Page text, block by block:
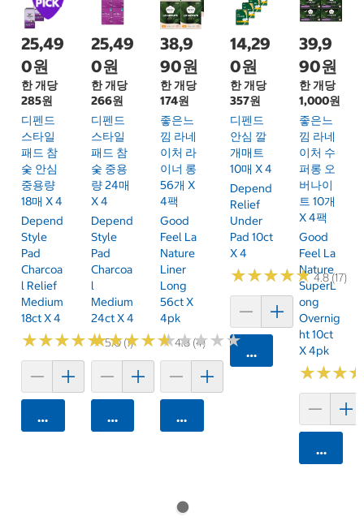
25,49
0원
한 개당
285원
디펜드
스타일
패드 참
숯 안심
중용량
18매 X 4
Depend
Style
Pad
Charcoa
L Relief
Medium
18ct X 4
★★★★★
★★★★★5.0 (1)
카트에 담기
25,49
0원
한 개당
266원
디펜드
스타일
패드 참
숯 중용
량 24매
X 4
Depend
Style
Pad
Charcoa
L
Medium
24ct X 4
★★★★★
★★★★★4.8 (4)
카트에 담기
38,9
90원
한 개당
174원
좋은느
낌 라네
이처 라
이너 롱
56개 X
4팩
Good
Feel La
Nature
Liner
Long
56ct X
4pk
★★★★★
★★★★★
카트에 담기
14,29
0원
한 개당
357원
디펜드
안심 깔
개매트
10매 X 4
Depend
Relief
Under
Pad 10ct
X 4
★★★★★
★★★★★4.8 (17)
카트에 담기
39,9
90원
한 개당
1,000원
좋은느
낌 라네
이처 수
퍼롱 오
버나이
트 10개
X 4팩
Good
Feel La
Nature
SuperL
Ong
Overnig
Ht 10ct
X 4pk
★★★
★★★
카트에